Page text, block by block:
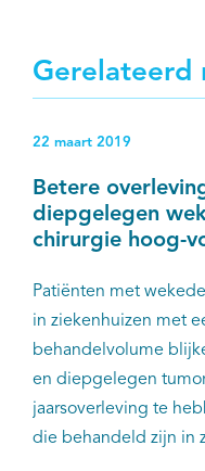
Gerelateerd
22 maart 2019
Betere
diepgelegen
chirurgie hoog-
Patiënten met
in ziekenhuizen met
behandelvolume
en diepgelegen
jaarsoverleving te
die behandeld zijn in